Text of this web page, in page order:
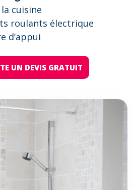
cuisine
roulants électrique
d’appui
UN DEVIS GRATUIT